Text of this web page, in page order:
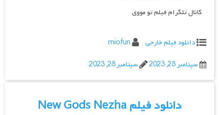
کانال تلگرام فیلم تو مووی
دانلود فیلم خارجی
miofun
سپتامبر 28, 2023
سپتامبر 28, 2023
دانلود فیلم New Gods Nezha